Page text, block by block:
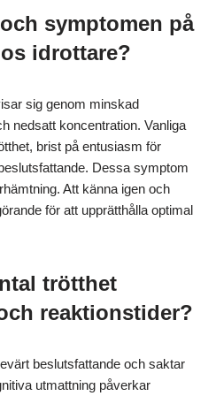
symptomen på
idrottare?
sig genom minskad
nedsatt koncentration. Vanliga
brist på entusiasm för
Dessa symptom
Att känna igen och
för att upprätthålla optimal
trötthet
reaktionstider?
beslutsfattande och saktar
utmattning påverkar